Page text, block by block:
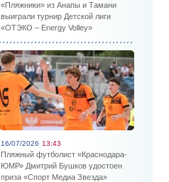
«Пляжники» из Анапы и Тамани
выиграли турнир Детской лиги
«ОТЭКО – Energy Volley»
16/07/2026 13:43
Пляжный футболист «Краснодара-
ЮМР» Дмитрий Бушков удостоен
приза «Спорт Медиа Звезда»